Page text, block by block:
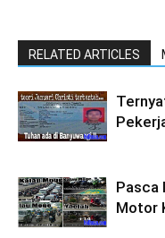
RELATED ARTICLES
Pasca
Motor